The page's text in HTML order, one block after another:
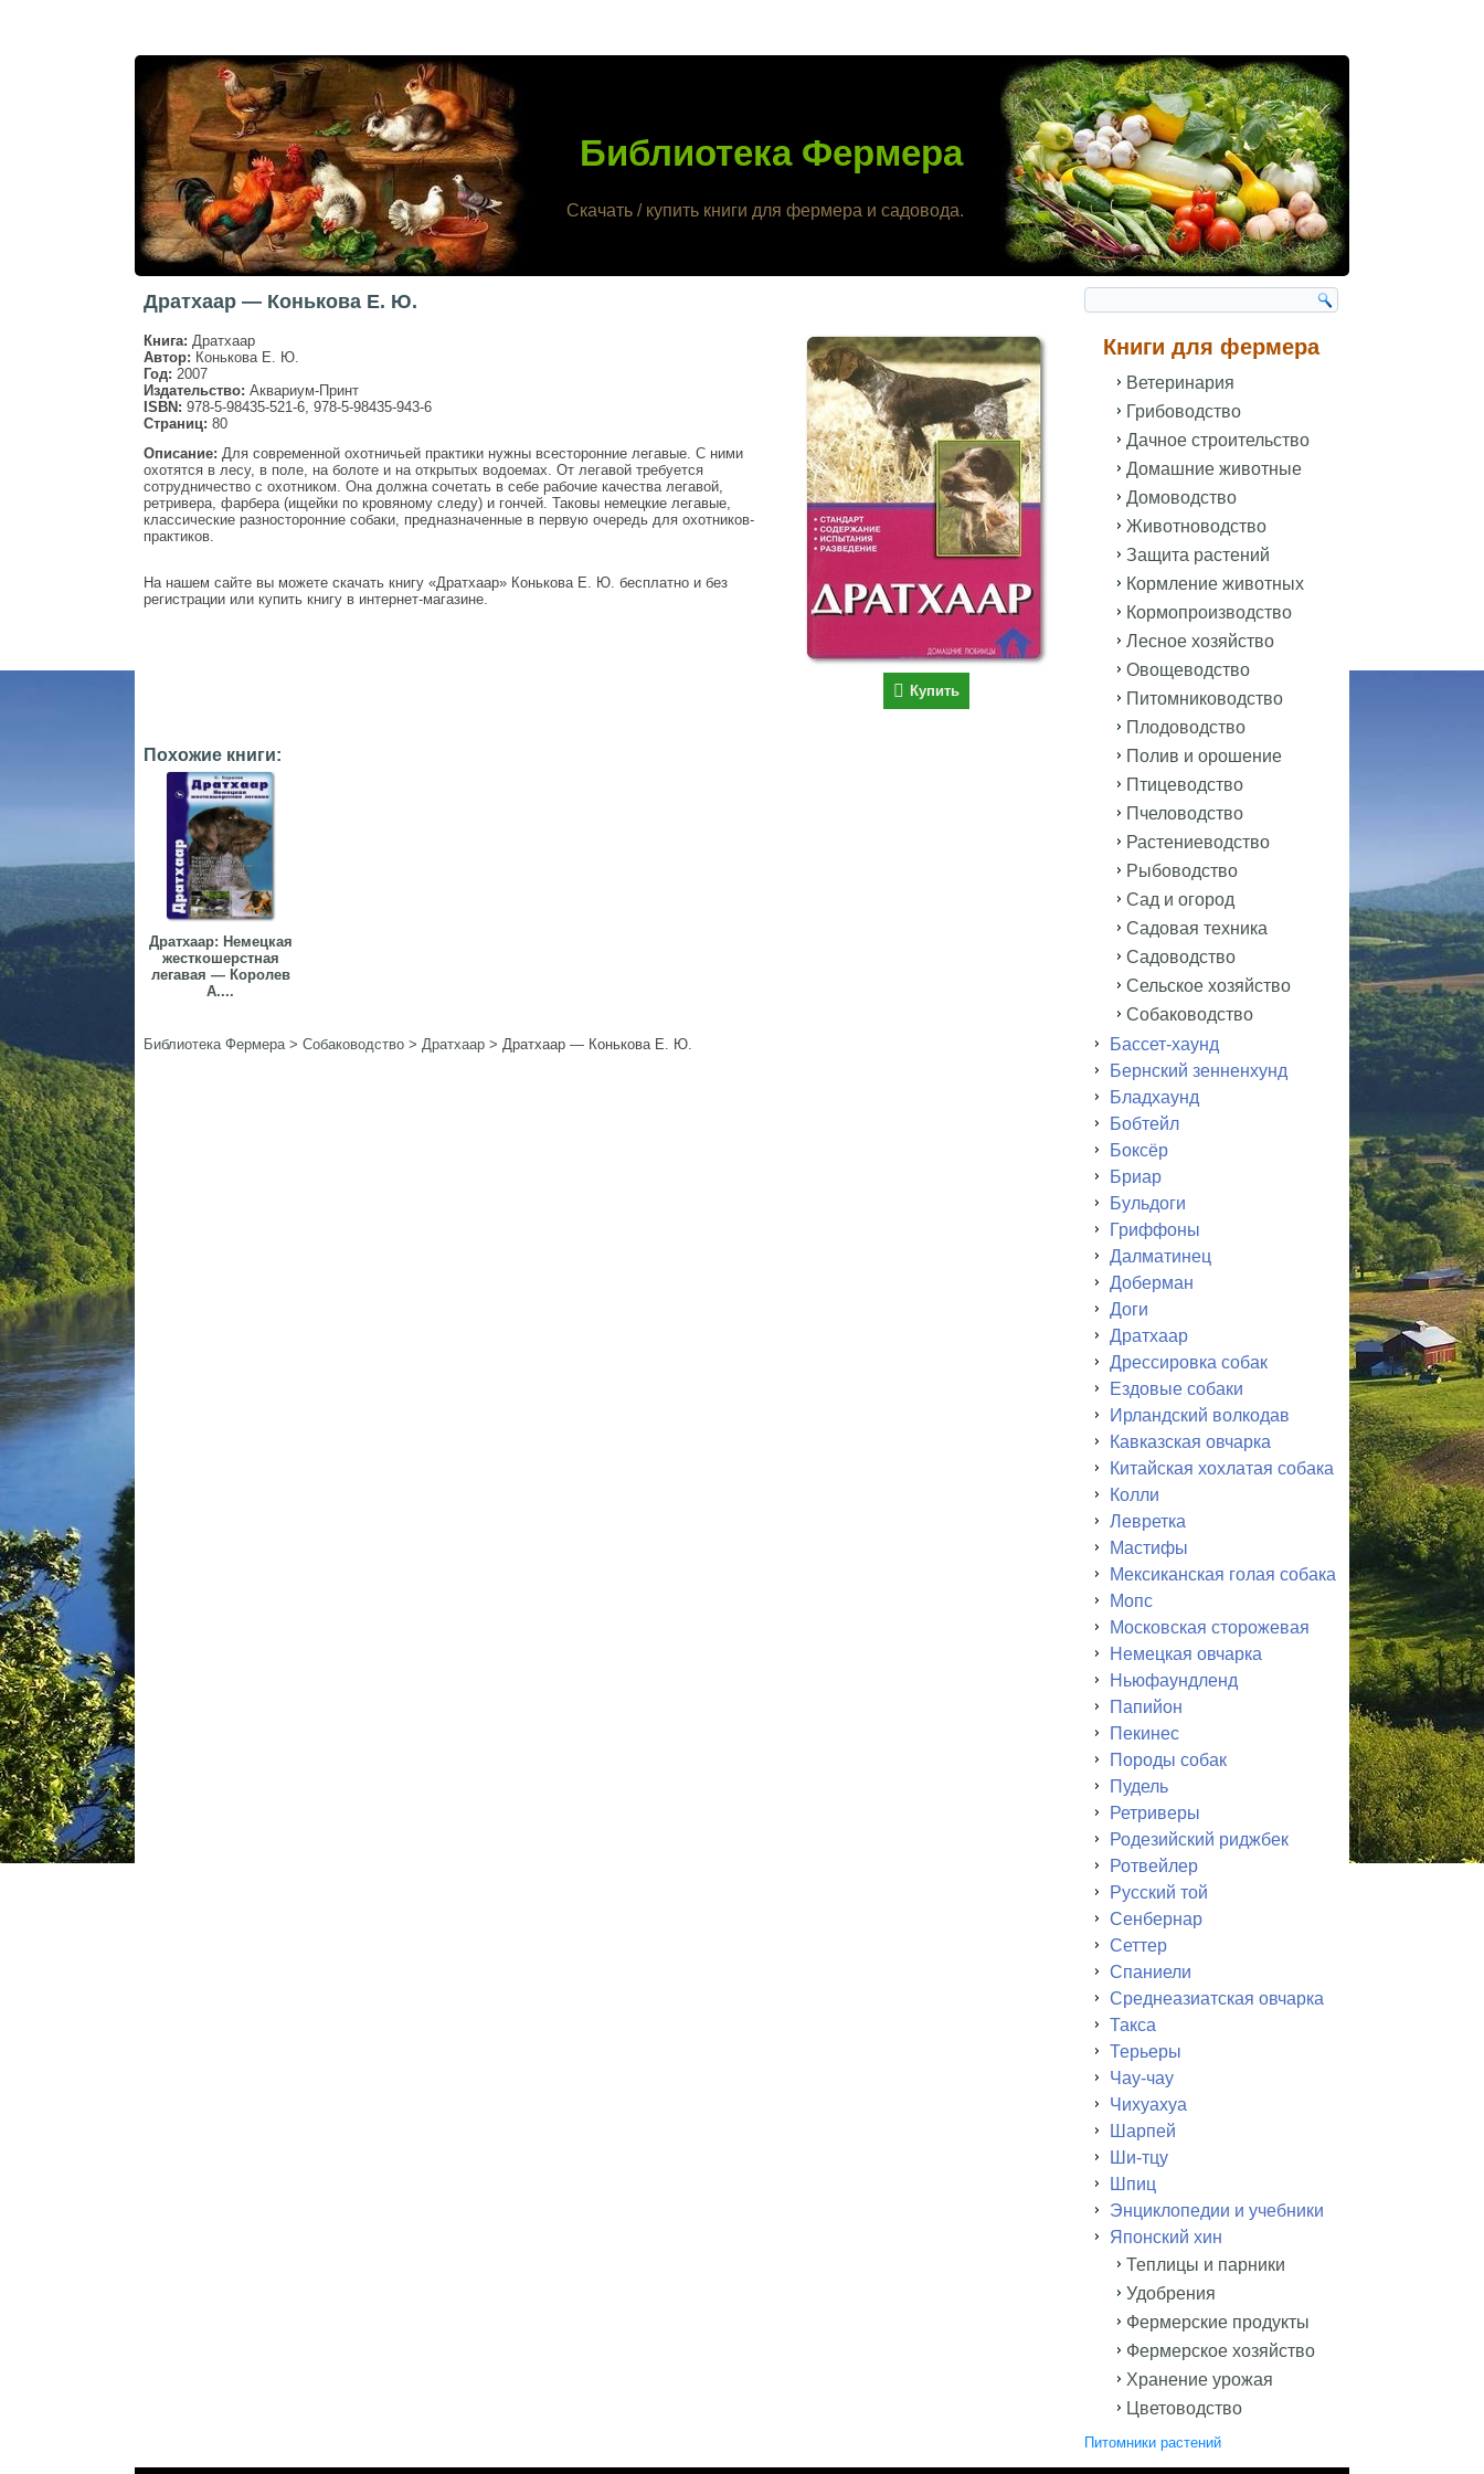
Библиотека Фермера
Скачать / купить книги для фермера и садовода.
Дратхаар — Конькова Е. Ю.
Купить
Книга: Дратхаар
Автор: Конькова Е. Ю.
Год: 2007
Издательство: Аквариум-Принт
ISBN: 978-5-98435-521-6, 978-5-98435-943-6
Страниц: 80
Описание: Для современной охотничьей практики нужны всесторонние легавые. С ними
охотятся в лесу, в поле, на болоте и на открытых водоемах. От легавой требуется
сотрудничество с охотником. Она должна сочетать в себе рабочие качества легавой,
ретривера, фарбера (ищейки по кровяному следу) и гончей. Таковы немецкие легавые,
классические разносторонние собаки, предназначенные в первую очередь для охотников-
практиков.
На нашем сайте вы можете скачать книгу «Дратхаар» Конькова Е. Ю. бесплатно и без
регистрации или купить книгу в интернет-магазине.
Похожие книги:
Дратхаар: Немецкая
жесткошерстная
легавая — Королев
А....
Библиотека Фермера> Собаководство > Дратхаар > Дратхаар — Конькова Е. Ю.
Книги для фермера
Ветеринария
Грибоводство
Дачное строительство
Домашние животные
Домоводство
Животноводство
Защита растений
Кормление животных
Кормопроизводство
Лесное хозяйство
Овощеводство
Питомниководство
Плодоводство
Полив и орошение
Птицеводство
Пчеловодство
Растениеводство
Рыбоводство
Сад и огород
Садовая техника
Садоводство
Сельское хозяйство
Собаководство
Бассет-хаунд
Бернский зенненхунд
Бладхаунд
Бобтейл
Боксёр
Бриар
Бульдоги
Гриффоны
Далматинец
Доберман
Доги
Дратхаар
Дрессировка собак
Ездовые собаки
Ирландский волкодав
Кавказская овчарка
Китайская хохлатая собака
Колли
Левретка
Мастифы
Мексиканская голая собака
Мопс
Московская сторожевая
Немецкая овчарка
Ньюфаундленд
Папийон
Пекинес
Породы собак
Пудель
Ретриверы
Родезийский риджбек
Ротвейлер
Русский той
Сенбернар
Сеттер
Спаниели
Среднеазиатская овчарка
Такса
Терьеры
Чау-чау
Чихуахуа
Шарпей
Ши-тцу
Шпиц
Энциклопедии и учебники
Японский хин
Теплицы и парники
Удобрения
Фермерские продукты
Фермерское хозяйство
Хранение урожая
Цветоводство
Питомники растений